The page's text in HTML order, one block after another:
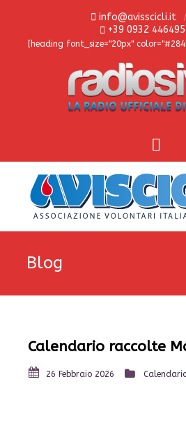
info@avisscicli.it
+39 0932 446495
[heading font_size="20px"
Blog
Calendario raccolte
26 Febbraio 2026